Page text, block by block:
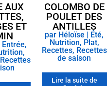
AUX
ET
Entrée,
,
Recettes
COLOMBO DE
POULET DES
ANTILLES
par Héloïse | Été,
Nutrition, Plat,
Recettes, Recettes
de saison
Lire la suite de